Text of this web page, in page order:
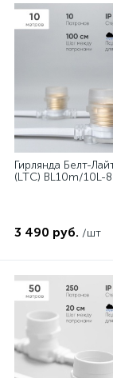
Гирлянда Белт-
(LTC) BL10m/10L-
3 490 руб. /шт